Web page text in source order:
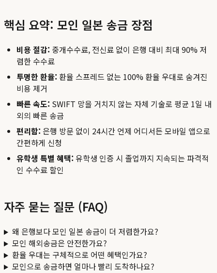
핵심 요약: 모인 일본 송금 장점
비용 절감: 중개수수료, 전신료 없이 은행 대비 최대 90% 저
렴한 수수료
투명한 환율: 환율 스프레드 없는 100% 환율 우대로 숨겨진
비용 제거
빠른 속도: SWIFT 망을 거치지 않는 자체 기술로 평균 1일 내
외의 빠른 송금
편리함: 은행 방문 없이 24시간 언제 어디서든 모바일 앱으로
간편하게 신청
유학생 특별 혜택: 유학생 인증 시 졸업까지 지속되는 파격적
인 수수료 할인
자주 묻는 질문 (FAQ)
왜 은행보다 모인 일본 송금이 더 저렴한가요?
모인 해외송금은 안전한가요?
환율 우대는 구체적으로 어떤 혜택인가요?
모인으로 송금하면 얼마나 빨리 도착하나요?